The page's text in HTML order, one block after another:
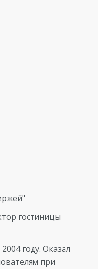
гостиницы
году. Оказал
при